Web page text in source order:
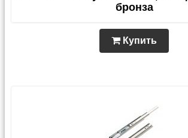
бронза
Купить